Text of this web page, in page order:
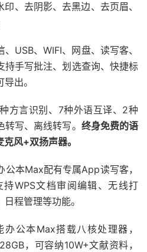
、去阴影、去黑边、去页眉、
USB、WIFI、网盘、读写客、
持手写批注、划选查询、快捷标
出。
方言识别、7种外语互译、2种
写、离线转写。 终身免费的语
风+双扬声器。
本Max配有专属App读写客，
WPS文档审阅编辑、无线打
程管理等功能。
公本Max搭载八核处理器，
，可容纳10W+文献资料，